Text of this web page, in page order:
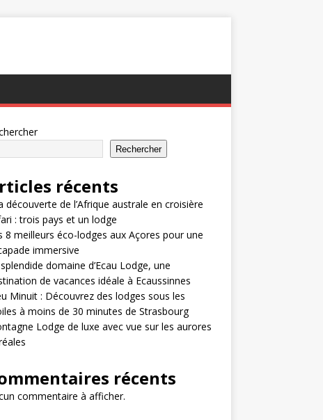
Rechercher
récents
découverte de l’Afrique australe en croisière
: trois pays et un lodge
8 meilleurs éco-lodges aux Açores pour une
immersive
domaine d’Ecau Lodge, une
de vacances idéale à Ecaussinnes
Minuit : Découvrez des lodges sous les
à moins de 30 minutes de Strasbourg
Lodge de luxe avec vue sur les aurores
récents
commentaire à afficher.